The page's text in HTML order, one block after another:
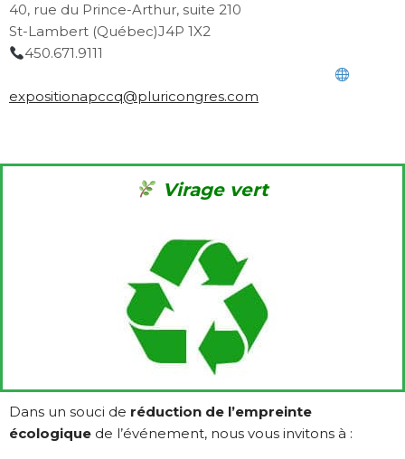
40, rue du Prince-Arthur, suite 210
St-Lambert (Québec)J4P 1X2
450.671.9111
expositionapccq@pluricongres.com
Virage vert
Dans un souci de réduction de l’empreinte
écologique de l’événement, nous vous invitons à :